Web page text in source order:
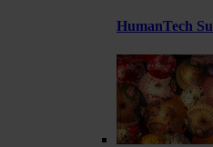
HumanTech